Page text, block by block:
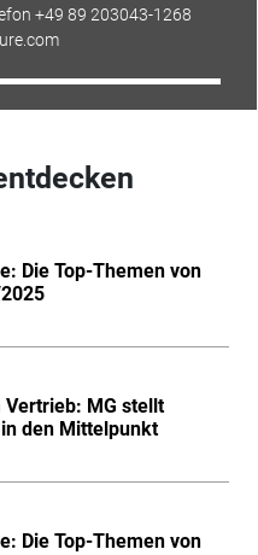
+49 89 203043-1268
Die Top-Themen von
Vertrieb: MG stellt
den Mittelpunkt
Die Top-Themen von